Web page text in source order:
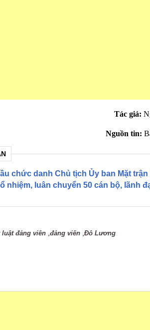
Tác giả:
Nguồn tin:
chức danh Chủ tịch Ủy ban Mặt trận
nhiệm, luân chuyển 50 cán bộ, lãnh
luật đảng viên đảng viên Đô Lương